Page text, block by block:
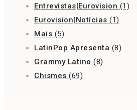
Entrevistas|Eurovision (1)
Eurovision|Notícias (1)
Mais (5)
LatinPop Apresenta (8)
Grammy Latino (8)
Chismes (69)